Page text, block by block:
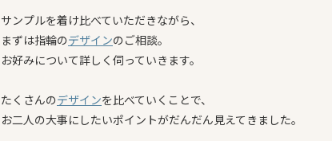
サンプルを着け比べていただきながら、
まずは指輪のデザインのご相談。
お好みについて詳しく伺っていきます。
たくさんのデザインを比べていくことで、
お二人の大事にしたいポイントがだんだん見えてきました。